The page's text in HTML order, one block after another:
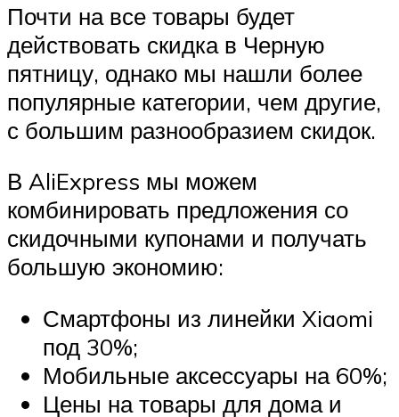
Почти на все товары будет
действовать скидка в Черную
пятницу, однако мы нашли более
популярные категории, чем другие,
с большим разнообразием скидок.
В AliExpress мы можем
комбинировать предложения со
скидочными купонами и получать
большую экономию:
Смартфоны из линейки Xiaomi
под 30%;
Мобильные аксессуары на 60%;
Цены на товары для дома и